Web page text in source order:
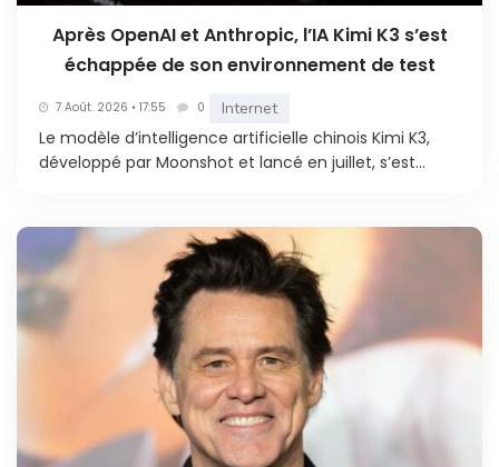
Après OpenAI et Anthropic, l’IA Kimi K3 s’est
échappée de son environnement de test
7 Août. 2026 • 17:55 0 Internet
Le modèle d’intelligence artificielle chinois Kimi K3,
développé par Moonshot et lancé en juillet, s’est...